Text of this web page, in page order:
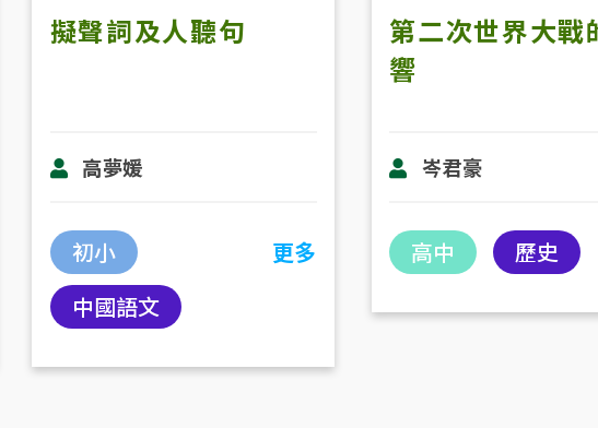
擬聲詞及人聽句
高夢媛
初小
中國語文
更多
第二次世界大戰
響
岑君豪
高中 歷史